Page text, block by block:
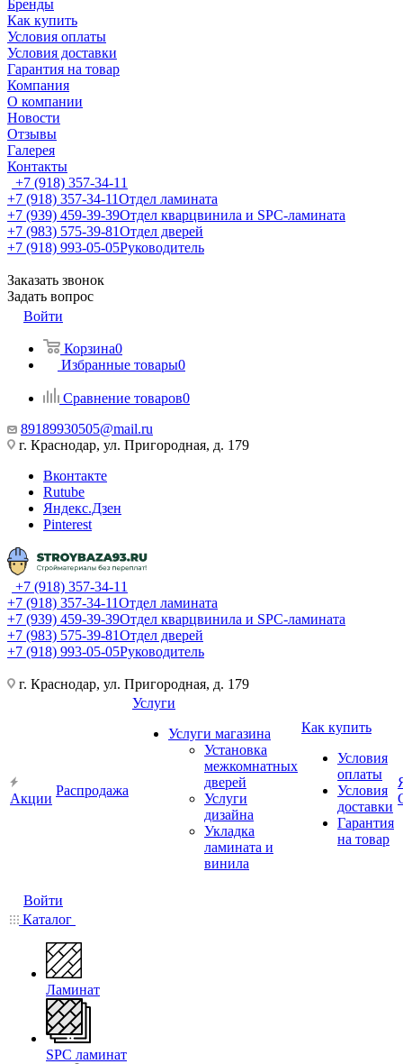
Бренды
Как купить
Условия оплаты
Условия доставки
Гарантия на товар
Компания
О компании
Новости
Отзывы
Галерея
Контакты
+7 (918) 357-34-11
+7 (918) 357-34-11Отдел ламината
+7 (939) 459-39-39Отдел кварцвинила и SPC-ламината
+7 (983) 575-39-81Отдел дверей
+7 (918) 993-05-05Руководитель
Заказать звонок
Задать вопрос
Войти
Корзина0
Избранные товары0
Сравнение товаров0
89189930505@mail.ru
г. Краснодар, ул. Пригородная, д. 179
Вконтакте
Rutube
Яндекс.Дзен
Pinterest
+7 (918) 357-34-11
+7 (918) 357-34-11Отдел ламината
+7 (939) 459-39-39Отдел кварцвинила и SPC-ламината
+7 (983) 575-39-81Отдел дверей
+7 (918) 993-05-05Руководитель
г. Краснодар, ул. Пригородная, д. 179
Акции
Распродажа
Услуги
Услуги магазина
Установка
межкомнатных
дверей
Услуги
дизайна
Укладка
ламината и
винила
Как купить
Условия
оплаты
Условия
доставки
Гарантия
на товар
Войти
Каталог
Ламинат
SPC ламинат